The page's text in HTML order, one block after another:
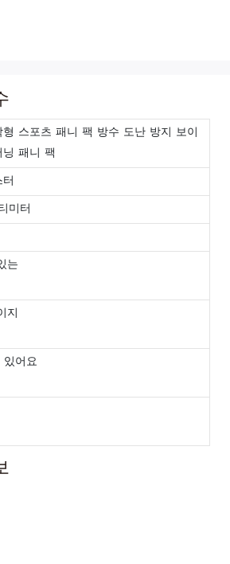
형 스포츠 패니 팩 방수 도난 방지 보이
닝 패니 팩
미터
는
지
있어요